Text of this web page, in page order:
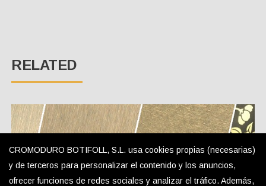
RELATED
CROMODURO BOTIFOLL, S.L. usa cookies propias (necesarias)
y de terceros para personalizar el contenido y los anuncios,
ofrecer funciones de redes sociales y analizar el tráfico. Además,